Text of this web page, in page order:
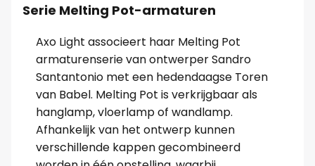
Serie Melting Pot-armaturen
Axo Light associeert haar Melting Pot
armaturenserie van ontwerper Sandro
Santantonio met een hedendaagse Toren
van Babel. Melting Pot is verkrijgbaar als
hanglamp, vloerlamp of wandlamp.
Afhankelijk van het ontwerp kunnen
verschillende kappen gecombineerd